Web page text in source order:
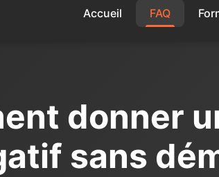
Accueil FAQ
donner
sans